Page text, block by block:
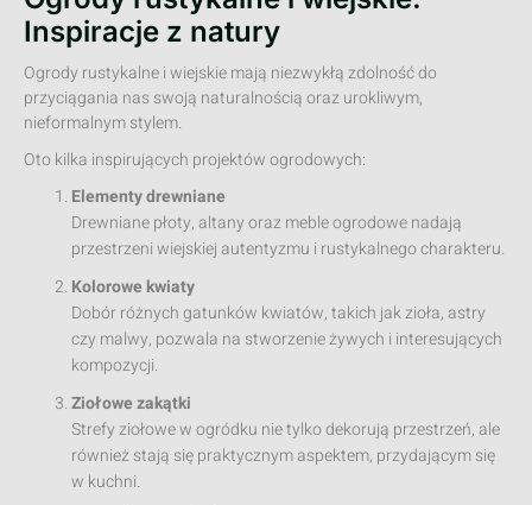
Inspiracje z natury
Ogrody rustykalne i wiejskie mają niezwykłą zdolność do
przyciągania nas swoją naturalnością oraz urokliwym,
nieformalnym stylem.
Oto kilka inspirujących projektów ogrodowych:
Elementy drewniane
Drewniane płoty, altany oraz meble ogrodowe nadają
przestrzeni wiejskiej autentyzmu i rustykalnego charakteru.
Kolorowe kwiaty
Dobór różnych gatunków kwiatów, takich jak zioła, astry
czy malwy, pozwala na stworzenie żywych i interesujących
kompozycji.
Ziołowe zakątki
Strefy ziołowe w ogródku nie tylko dekorują przestrzeń, ale
również stają się praktycznym aspektem, przydającym się
w kuchni.